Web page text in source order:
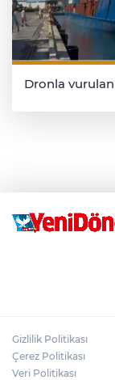
Dronla
Gizlilik Politikası
Çerez Politikası
Veri Politikası